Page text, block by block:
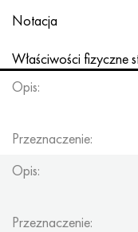
Notacja
Właściwości fizyczne
Opis:
Przeznaczenie:
Opis:
Przeznaczenie: